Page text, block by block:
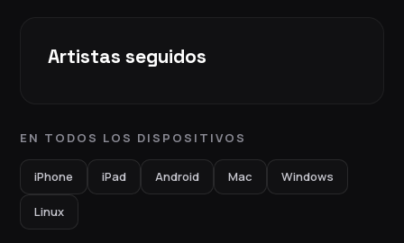
Artistas seguidos
EN TODOS LOS DISPOSITIVOS
iPhone iPad Android Mac Windows
Linux